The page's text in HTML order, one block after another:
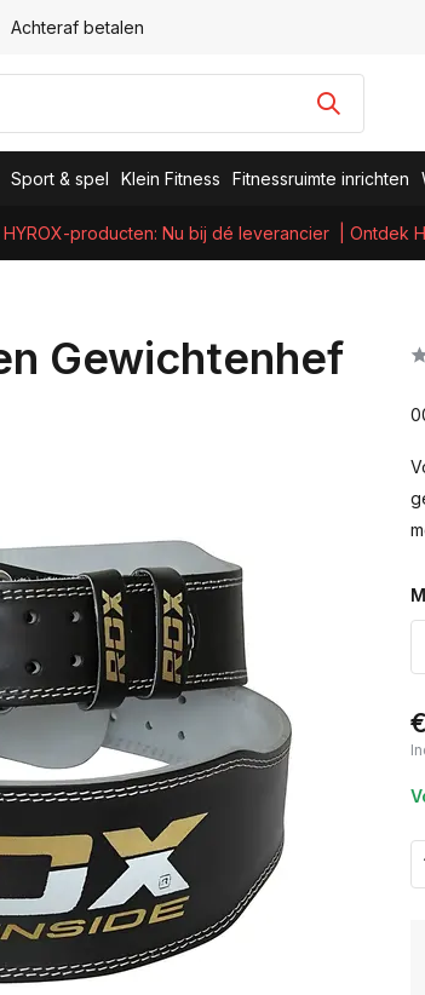
Achteraf betalen
Sport & spel Klein Fitness Fitnessruimte inrichten
HYROX-producten: Nu bij dé leverancier | Ontdek
Gewichtenhef
0